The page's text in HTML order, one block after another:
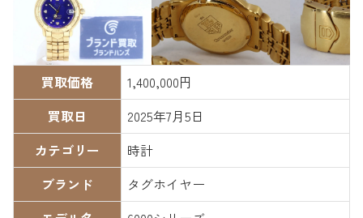
買取価格
1,400,000円
買取日
2025年7月5日
カテゴリー
時計
ブランド
タグホイヤー